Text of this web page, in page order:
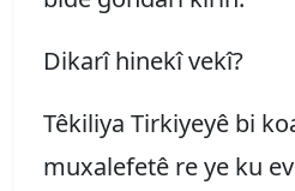
Dikarî hinekî vekî?
Têkiliya Tirkiyeyê bi
muxalefetê re ye ku